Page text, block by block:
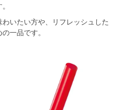
いたい方や、リフレッシュした
一品です。